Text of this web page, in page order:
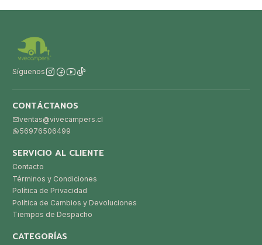
Síguenos
CONTÁCTANOS
ventas@vivecampers.cl
56976506499
SERVICIO AL CLIENTE
Contacto
Términos y Condiciones
Política de Privacidad
Política de Cambios y Devoluciones
Tiempos de Despacho
CATEGORÍAS